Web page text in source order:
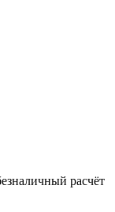
расчёт